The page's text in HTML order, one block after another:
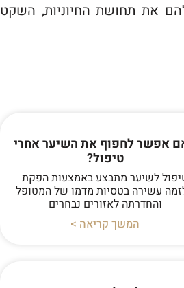
את תחושת החיוניות, השקט
אפשר לחפוף את השיער אחרי
טיפול?
לשיער מתבצע באמצעות הפקת
עשירה בטסיות מדמו של המטופל
והחדרתה לאזורים נבחרים
המשך קריאה >